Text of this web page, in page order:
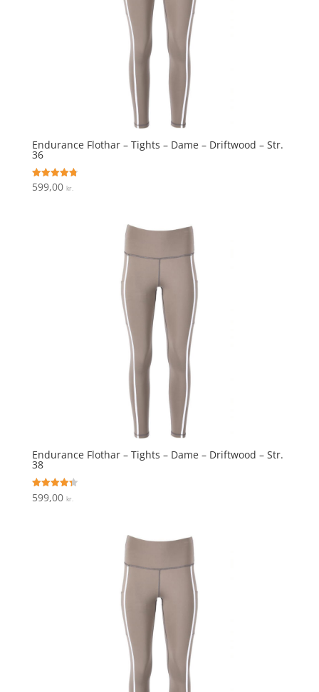
Endurance Flothar – Tights – Dame – Driftwood – Str.
36
Vurderet
4.8
599,00 kr.
Endurance Flothar – Tights – Dame – Driftwood – Str.
38
Vurderet
4.3
599,00 kr.